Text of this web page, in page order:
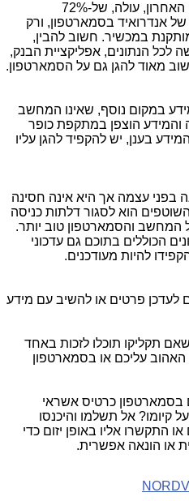
בסקר, שערכה החברה באוגוסט האחרון, עולה, של-72%
אנדרואיד בסמארטפון, ורק
מותקנת במכשיר. חשוב להבין,
לכל הנתונים, אפליקציית הבנק,
מאוד להגן גם על הסמארטפון.
במקום נוסף, שאינו המחשב
והמידע הוצפן במתקפת כופר
בענן, יש להקפיד להגן עליו
עצמה אך היא אינה חסינה
הוא לסגור דלתות כניסה
והסמארטפון טוב יותר.
הכוללים בתוכם גם עדכוני
להיות מעודכנים.
פרטים או להשיב עם מידע
תקליקו תוכלו לזכות באחד
האהוב עליכם או בסמארטפון
כרטיס אשראי
אל תשלמו והיכנסו
התקשרו אליו באופן יזום כדי
או הונאה אפשרית.